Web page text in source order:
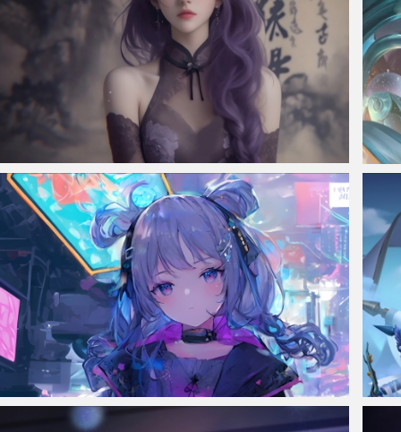
仙侠凌仙 紫色长卷发美女 古风古典 4K壁纸
可爱女孩 赛博朋克 街道 4k动漫手机壁纸